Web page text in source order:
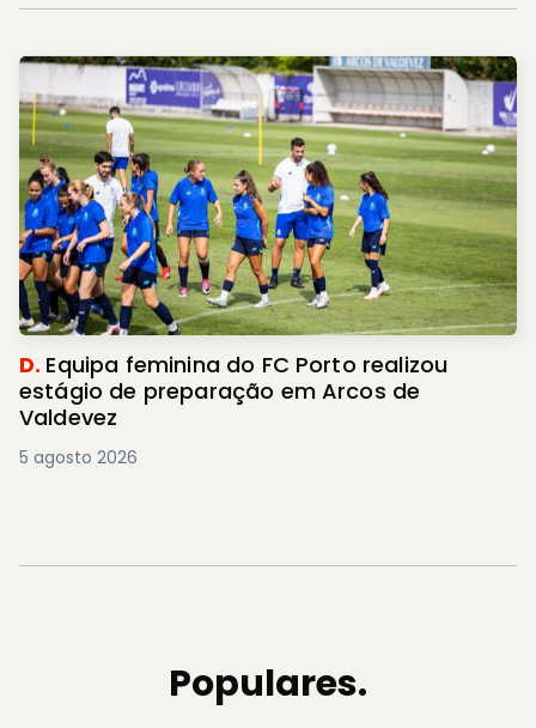
D. Equipa feminina do FC Porto realizou
estágio de preparação em Arcos de
Valdevez
5 agosto 2026
Populares.